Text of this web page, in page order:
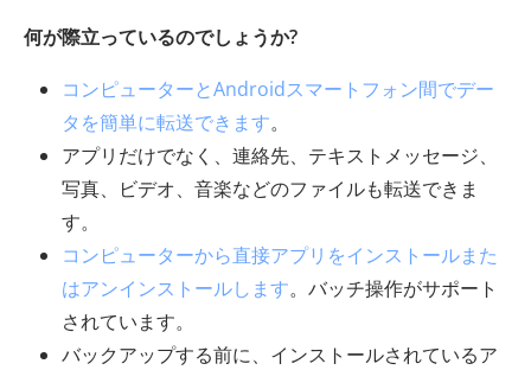
何が際立っているのでしょうか?
コンピューターとAndroidスマートフォン間でデー
タを簡単に転送できます。
アプリだけでなく、連絡先、テキストメッセージ、
写真、ビデオ、音楽などのファイルも転送できま
す。
コンピューターから直接アプリをインストールまた
はアンインストールします。バッチ操作がサポート
されています。
バックアップする前に、インストールされているア